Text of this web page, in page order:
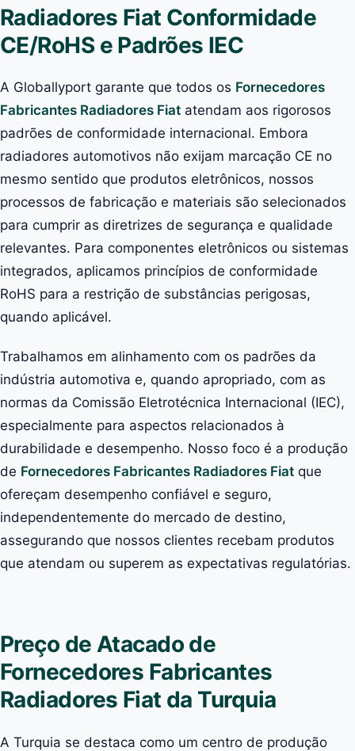
Radiadores Fiat Conformidade
CE/RoHS e Padrões IEC
A Globallyport garante que todos os Fornecedores
Fabricantes Radiadores Fiat atendam aos rigorosos
padrões de conformidade internacional. Embora
radiadores automotivos não exijam marcação CE no
mesmo sentido que produtos eletrônicos, nossos
processos de fabricação e materiais são selecionados
para cumprir as diretrizes de segurança e qualidade
relevantes. Para componentes eletrônicos ou sistemas
integrados, aplicamos princípios de conformidade
RoHS para a restrição de substâncias perigosas,
quando aplicável.
Trabalhamos em alinhamento com os padrões da
indústria automotiva e, quando apropriado, com as
normas da Comissão Eletrotécnica Internacional (IEC),
especialmente para aspectos relacionados à
durabilidade e desempenho. Nosso foco é a produção
de Fornecedores Fabricantes Radiadores Fiat que
ofereçam desempenho confiável e seguro,
independentemente do mercado de destino,
assegurando que nossos clientes recebam produtos
que atendam ou superem as expectativas regulatórias.
Preço de Atacado de
Fornecedores Fabricantes
Radiadores Fiat da Turquia
A Turquia se destaca como um centro de produção